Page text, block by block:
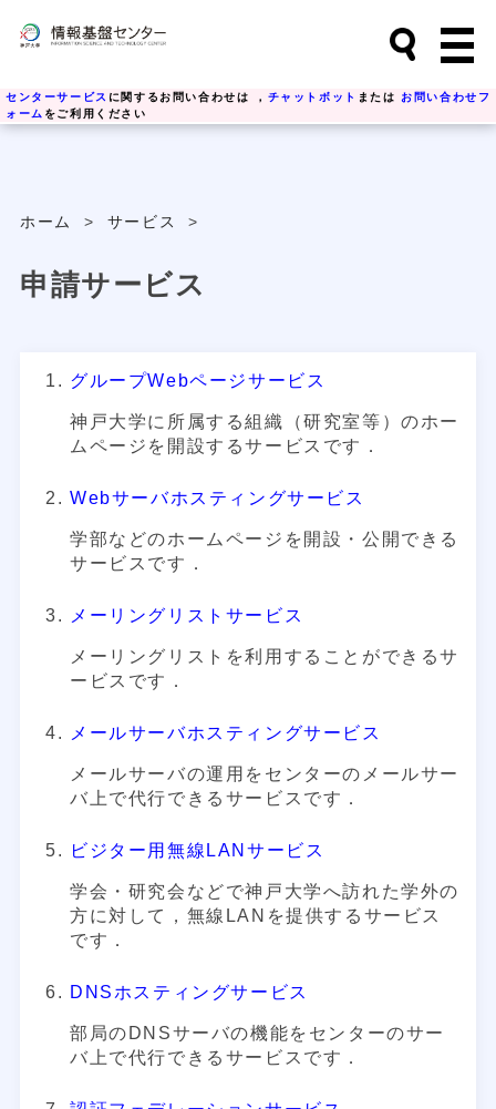
センターサービス に関するお問い合わせは ， チャットボット または お問い合わせフ
ォーム をご利用ください
ホーム > サービス >
申請サービス
グループWebページサービス
神戸大学に所属する組織（研究室等）のホー
ムページを開設するサービスです．
Webサーバホスティングサービス
学部などのホームページを開設・公開できる
サービスです．
メーリングリストサービス
メーリングリストを利用することができるサ
ービスです．
メールサーバホスティングサービス
メールサーバの運用をセンターのメールサー
バ上で代行できるサービスです．
ビジター用無線LANサービス
学会・研究会などで神戸大学へ訪れた学外の
方に対して，無線LANを提供するサービス
です．
DNSホスティングサービス
部局のDNSサーバの機能をセンターのサー
バ上で代行できるサービスです．